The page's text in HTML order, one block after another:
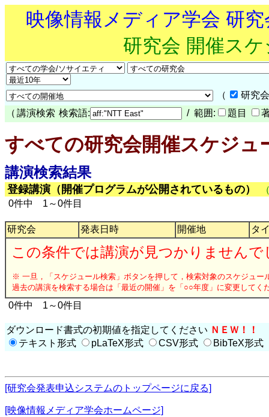
映像情報メディア学会 研
研究会 開催ス
（
研究
（ 講演検索 検索語: / 範囲: 題目
すべての研究会開催スケジュ
講演検索結果
登録講演（開催プログラムが公開されているもの）
0件中 1～0件目
研究会 発表日時 開催地 タ
この条件では講演が見つかりませんで
※ 一旦，「スケジュール検索」ボタンを押して，検索対象のスケジュー
過去の講演を検索する場合は「最近の開催」を「○○年度」に変更してく
0件中 1～0件目
ダウンロード書式の初期値を指定してください ＮＥＷ！！
テキスト形式
pLaTeX形式 CSV形式 BibTeX形式
[研究会発表申込システムのトップページに戻る]
[映像情報メディア学会ホームページ]